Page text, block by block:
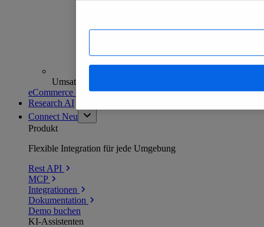
Umsatzanalysen und -prognosen
eCommerce Insights entdecken
Research AI
Connect Neu
Produkt
Flexible Integration für jede Umgebung
Rest API
MCP
Integrationen
Dokumentation
Demo buchen
KI-Assistenten